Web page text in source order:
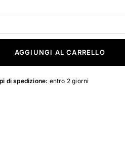
AGGIUNGI AL CARRELLO
di spedizione: entro 2 giorni